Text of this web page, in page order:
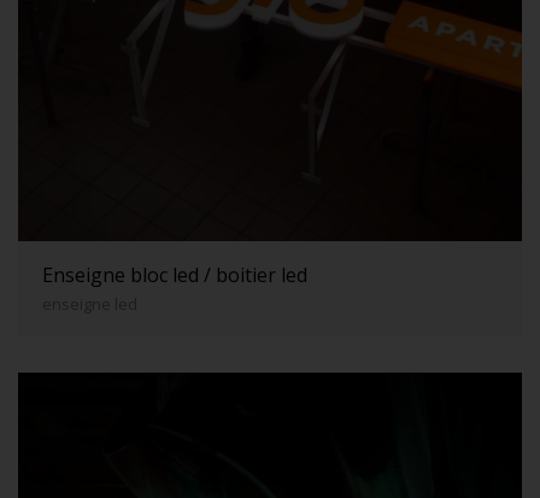
Enseigne bloc led / boitier led
enseigne led